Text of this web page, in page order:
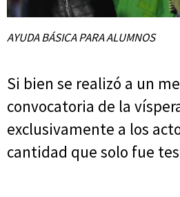
AYUDA BÁSICA PARA ALUMNOS
Si bien se realizó a un
convocatoria de la
exclusivamente a los
cantidad que solo fue